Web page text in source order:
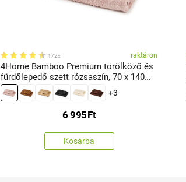
472x raktáron
4Home Bamboo Premium törölköző és
fürdőlepedő szett rózsaszín, 70 x 140
cm, 50 x 100 cm
+3
6 995Ft
Kosárba